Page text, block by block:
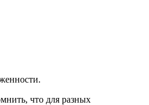
что для разных